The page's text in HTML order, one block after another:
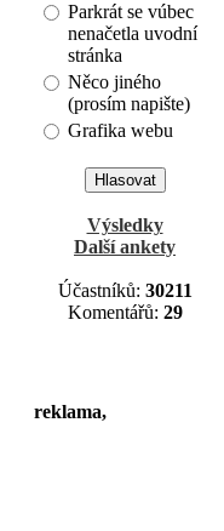
Parkrát se vúbec
nenačetla uvodní
stránka
Něco jiného
(prosím napište)
Grafika webu
Výsledky
Další ankety
Účastníků: 30211
Komentářů: 29
reklama,